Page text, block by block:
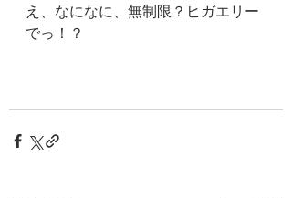
え、なになに、無制限？ヒガエリー
でっ！？